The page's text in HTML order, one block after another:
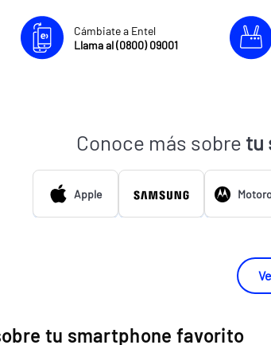
Cámbiate a Entel
Llama al (0800) 09001
Conoce más sobre tu
Apple
tu smartphone favorito